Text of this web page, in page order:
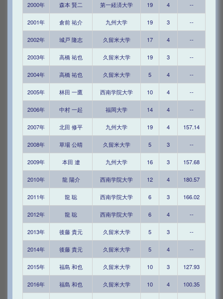
2000年 森本 賢二 第一経済大学 19 4 --
2001年 倉前 祐介 九州大学 19 3 --
2002年 城戸 隆志 久留米大学 17 4 --
2003年 高橋 祐也 久留米大学 19 3 --
2004年 高橋 祐也 久留米大学 5 4 --
2005年 林田 一鷹 西南学院大学 10 4 --
2006年 中村 一起 福岡大学 14 4 --
2007年 北田 修平 九州大学 19 4 157.14
2008年 草場 公晴 久留米大学 5 3 --
2009年 本田 遼 九州大学 16 3 157.68
2010年 龍 陽介 西南学院大学 12 4 180.57
2011年 龍 聡 西南学院大学 6 3 166.02
2012年 龍 聡 西南学院大学 6 4 --
2013年 後藤 貴元 久留米大学 5 3 --
2014年 後藤 貴元 久留米大学 5 4 --
2015年 福島 和也 久留米大学 10 3 127.93
2016年 福島 和也 久留米大学 10 4 100.35